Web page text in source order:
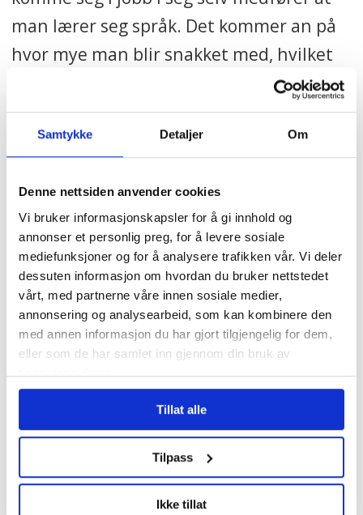
Samtykke Detaljer Om
Denne nettsiden anvender cookies
Vi bruker informasjonskapsler for å gi innhold og
annonser et personlig preg, for å levere sosiale
mediefunksjoner og for å analysere trafikken vår. Vi deler
dessuten informasjon om hvordan du bruker nettstedet
vårt, med partnerne våre innen sosiale medier,
annonsering og analysearbeid, som kan kombinere den
med annen informasjon du har gjort tilgjengelig for dem,
eller som de har samlet inn gjennom din bruk av
tjenestene deres.
Tillat alle
Tilpass
Ikke tillat
man lærer seg språk. Det kommer an på
hvor mye man blir snakket med, hvilket
språk som brukes på arbeidsplassen og
hvor inkluderende miljøet er, skriver hun
i en e-post til Fagbladet.
Tolker lønnsslippene
Enhetsleder Tjelland er opptatt av at
kurset må tilpasses kursdeltakernes
behov i forhold til sykehusets drift.
Derfor har hun levert både lønnsslipper,
timelister, referater fra personalmøter
gjennomgå og hjelpe elevene å tolke
informasjonen.
– Det viktigste for oss ledere er at alle
ansatte føler seg inkludert på